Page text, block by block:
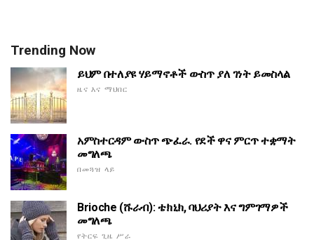
Trending Now
ይህም በተለያዩ ሃይማኖቶች ውስጥ ያለ ገነት ይመስላል
ዜና እና ማህበር
አምስተርዳም ውስጥ ጭፈራ. የደች ዋና ምርጥ ተቋማት
መግለጫ
በመጓዝ ላይ
Brioche (ሹራብ): ቴክኒክ, ባህሪያት እና ግምገማዎች
መግለጫ
የትርፍ ጊዜ ሥራ